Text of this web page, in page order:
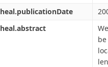
heal.publicationDate
heal.abstract